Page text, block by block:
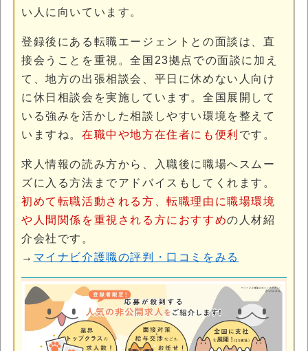
い人に向いています。
登録後にある転職エージェントとの面談は、直
接会うことを重視。全国23拠点での面談に加え
て、地方の出張相談会、平日に休めない人向け
に休日相談会を実施しています。全国展開して
いる強みを活かした相談しやすい環境を整えて
いますね。 在職中や地方在住者にも便利 です。
求人情報の読み方から、入職後に職場へスムー
ズに入る方法までアドバイスもしてくれます。
初めて転職活動される方、転職理由に職場環境
や人間関係を重視される方におすすめの人材紹
介会社です。
→ マイナビ介護職の評判・口コミをみる